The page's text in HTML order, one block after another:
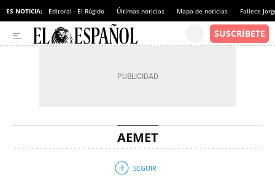
ES NOTICIA: Editoral - El Rúgido Últimas noticias Mapa de noticias Fallece
AEMET